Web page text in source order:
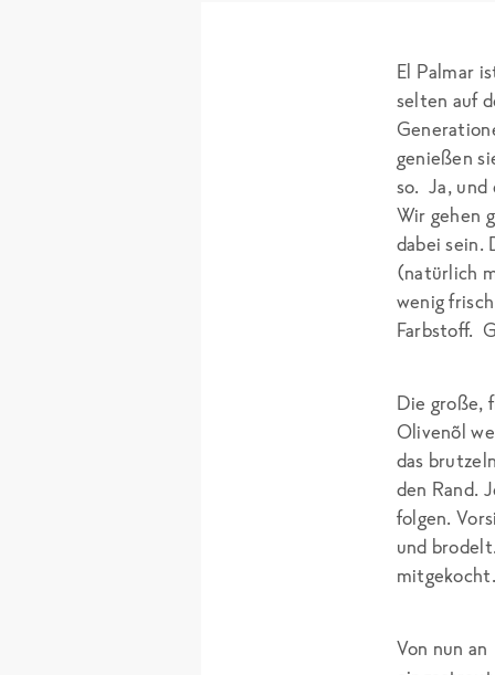
El Palmar
selten auf
genießen
so. Ja, und
Wir gehen
dabei sein.
(natürlich
wenig
Farbstoff.
Die große,
Olivenõl
das
den Rand.
folgen.
und
mitgekocht.
Von nun